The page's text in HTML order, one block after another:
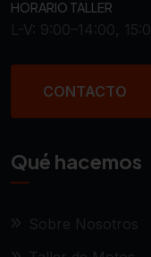
HORARIO TALLER
L-V: 9:00–14:00,
CONTACTO
Qué hacemos
Sobre Nosotros